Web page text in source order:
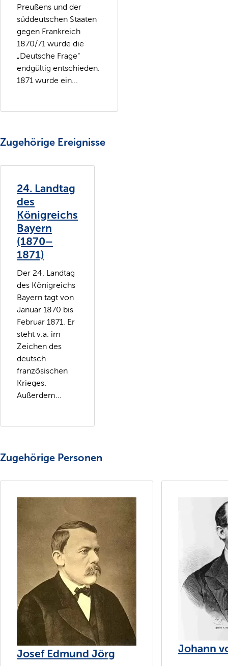
Preußens und der
süddeutschen Staaten
gegen Frankreich
1870/71 wurde die
„Deutsche Frage“
endgültig entschieden.
1871 wurde ein...
Zugehörige Ereignisse
24. Landtag
des
Königreichs
Bayern
(1870–
1871)
Der 24. Landtag
des Königreichs
Bayern tagt von
Januar 1870 bis
Februar 1871. Er
steht v.a. im
Zeichen des
deutsch-
französischen
Krieges.
Außerdem...
Zugehörige Personen
Josef Edmund Jörg Johann